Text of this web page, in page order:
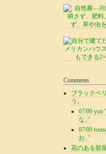
Comments
ブラックベ
う。
07/09 you
な.."
07/09
お.."
花のある部